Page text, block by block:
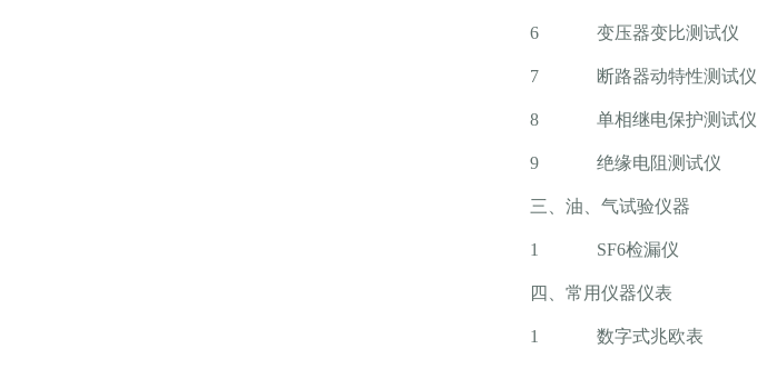
6 变压器变比测试仪
7 断路器动特性测试仪
8 单相继电保护测试仪
9 绝缘电阻测试仪
三、油、气试验仪器
1 SF6检漏仪
四、常用仪器仪表
1 数字式兆欧表